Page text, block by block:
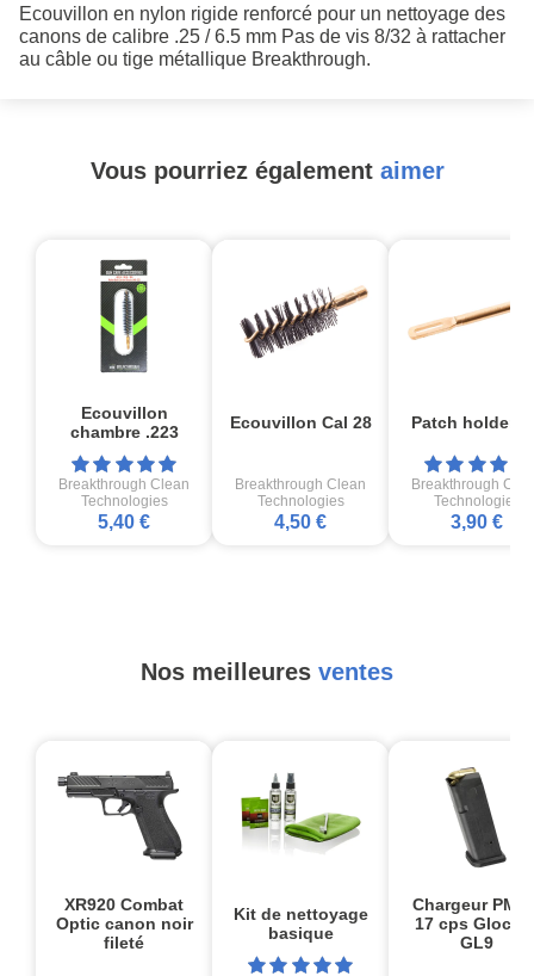
Ecouvillon en nylon rigide renforcé pour un nettoyage des
canons de calibre .25 / 6.5 mm Pas de vis 8/32 à rattacher
au câble ou tige métallique Breakthrough.
Vous pourriez également aimer
Ecouvillon
chambre .223
Breakthrough Clean
Technologies
5,40 €
Ecouvillon Cal 28
Breakthrough Clean
Technologies
4,50 €
Patch holder
Breakthrough
Technologies
3,90 €
Nos meilleures ventes
XR920 Combat
Optic canon noir
fileté
Kit de nettoyage
basique
Chargeur
17 cps
GL9